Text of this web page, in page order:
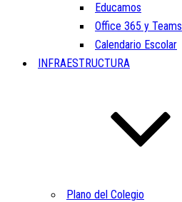
Educamos
Office 365 y Teams
Calendario Escolar
INFRAESTRUCTURA
Plano del Colegio